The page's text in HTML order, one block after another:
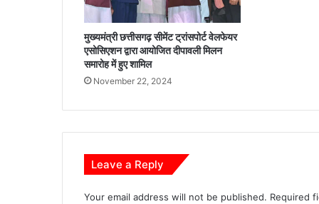
क
ल
यू
नि
ट
वा
को
खा
ई
मुख्यमंत्री छत्तीसगढ़ सीमेंट ट्रांसपोर्ट वेलफेयर
एसोसिएशन द्वारा आयोजित दीपावली मिलन
समारोह में हुए शामिल
November 22, 2024
Leave a Reply
Your email address will not be published. Required